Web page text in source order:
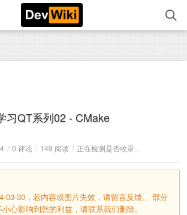
习QT系列02 - CMake
/ 0 评论 / 149 阅读 / 正在检测是否收录...
03-30，若内容或图片失效，请留言反馈。 部分
心影响到您的利益，请联系我们删除。